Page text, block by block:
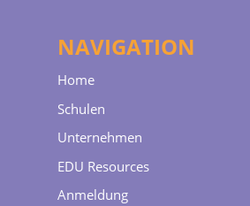
NAVIGATION
Home
Schulen
Unternehmen
EDU Resources
Anmeldung